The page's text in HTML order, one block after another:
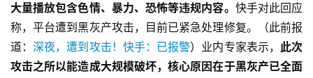
大量播放包含色情、暴力、恐怖等违规内容。 快手对此回应
称，平台遭到黑灰产攻击，目前已紧急处理修复。（此前报
道：深夜，遭到攻击！快手：已报警）业内专家表示， 此次
攻击之所以能造成大规模破坏，核心原因在于黑灰产已全面